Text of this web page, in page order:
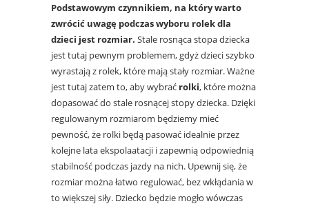
Podstawowym czynnikiem, na który warto
zwrócić uwagę podczas wyboru rolek dla
dzieci jest rozmiar. Stale rosnąca stopa dziecka
jest tutaj pewnym problemem, gdyż dzieci szybko
wyrastają z rolek, które mają stały rozmiar. Ważne
jest tutaj zatem to, aby wybrać rolki, które można
dopasować do stale rosnącej stopy dziecka. Dzięki
regulowanym rozmiarom będziemy mieć
pewność, że rolki będą pasować idealnie przez
kolejne lata ekspolaatacji i zapewnią odpowiednią
stabilność podczas jazdy na nich. Upewnij się, że
rozmiar można łatwo regulować, bez wkłądania w
to większej siły. Dziecko będzie mogło wówczas